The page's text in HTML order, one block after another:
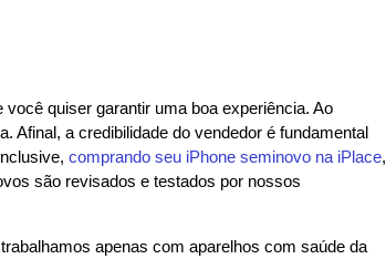
quiser garantir uma boa experiência. Ao
Afinal, a credibilidade do vendedor é fundamental
comprando seu iPhone seminovo na iPlace,
são revisados e testados por nossos
apenas com aparelhos com saúde da